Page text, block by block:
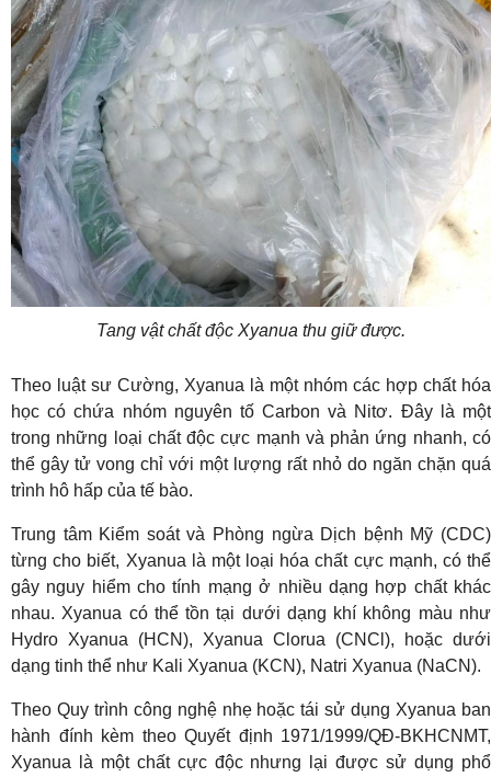
Tang vật chất độc Xyanua thu giữ được.
Theo luật sư Cường, Xyanua là một nhóm các hợp chất hóa
học có chứa nhóm nguyên tố Carbon và Nitơ. Đây là một
trong những loại chất độc cực mạnh và phản ứng nhanh, có
thể gây tử vong chỉ với một lượng rất nhỏ do ngăn chặn quá
trình hô hấp của tế bào.
Trung tâm Kiểm soát và Phòng ngừa Dịch bệnh Mỹ (CDC)
từng cho biết, Xyanua là một loại hóa chất cực mạnh, có thể
gây nguy hiểm cho tính mạng ở nhiều dạng hợp chất khác
nhau. Xyanua có thể tồn tại dưới dạng khí không màu như
Hydro Xyanua (HCN), Xyanua Clorua (CNCl), hoặc dưới
dạng tinh thể như Kali Xyanua (KCN), Natri Xyanua (NaCN).
Theo Quy trình công nghệ nhẹ hoặc tái sử dụng Xyanua ban
hành đính kèm theo Quyết định 1971/1999/QĐ-BKHCNMT,
Xyanua là một chất cực độc nhưng lại được sử dụng phổ